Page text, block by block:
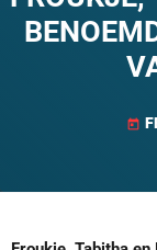
today